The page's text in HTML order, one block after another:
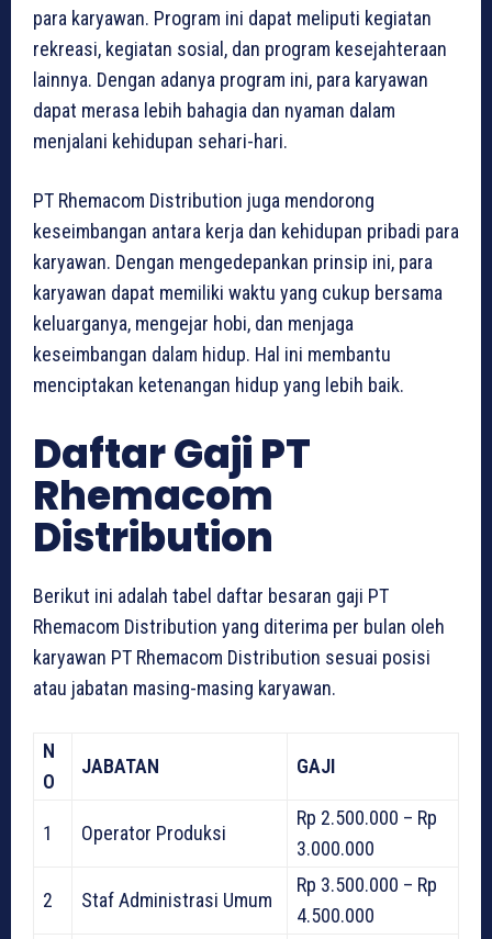
para karyawan. Program ini dapat meliputi kegiatan
rekreasi, kegiatan sosial, dan program kesejahteraan
lainnya. Dengan adanya program ini, para karyawan
dapat merasa lebih bahagia dan nyaman dalam
menjalani kehidupan sehari-hari.
PT Rhemacom Distribution juga mendorong
keseimbangan antara kerja dan kehidupan pribadi para
karyawan. Dengan mengedepankan prinsip ini, para
karyawan dapat memiliki waktu yang cukup bersama
keluarganya, mengejar hobi, dan menjaga
keseimbangan dalam hidup. Hal ini membantu
menciptakan ketenangan hidup yang lebih baik.
Daftar Gaji PT
Rhemacom
Distribution
Berikut ini adalah tabel daftar besaran gaji PT
Rhemacom Distribution yang diterima per bulan oleh
karyawan PT Rhemacom Distribution sesuai posisi
atau jabatan masing-masing karyawan.
N
O
JABATAN GAJI
1 Operator Produksi
Rp 2.500.000 – Rp
3.000.000
2 Staf Administrasi Umum
Rp 3.500.000 – Rp
4.500.000